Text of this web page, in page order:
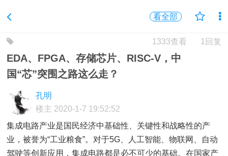
看全部
1回复
1333查看
EDA、FPGA、存储芯片、RISC-V，中
国“芯”突围之路这么走？
孔明
楼主 2020-1-7 19:52:52
集成电路产业是国民经济中基础性、关键性和战略性的产
业，被誉为“工业粮食”。对于5G、人工智能、物联网、自动
驾驶等创新应用，集成电路都是必不可少的基础。在国家产